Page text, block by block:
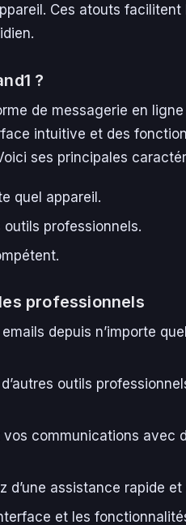
Ces atouts
?
de messagerie en
intuitive et des
ses principales
quel appareil.
professionnels.
professionnels
depuis n’importe
outils
vos communications avec
d’une assistance rapide
et les